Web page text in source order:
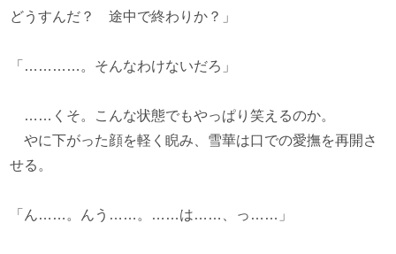
どうすんだ？ 途中で終わりか？」
「…………。そんなわけないだろ」
……くそ。こんな状態でもやっぱり笑えるのか。
やに下がった顔を軽く睨み、雪華は口での愛撫を再開さ
せる。
「ん……。んう……。……は……、っ……」